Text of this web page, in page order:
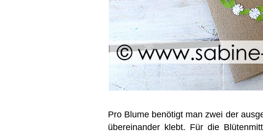
Pro Blume benötigt man zwei der
übereinander klebt. Für die